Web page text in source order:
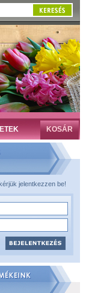
KOSÁR
jelentkezzen be!